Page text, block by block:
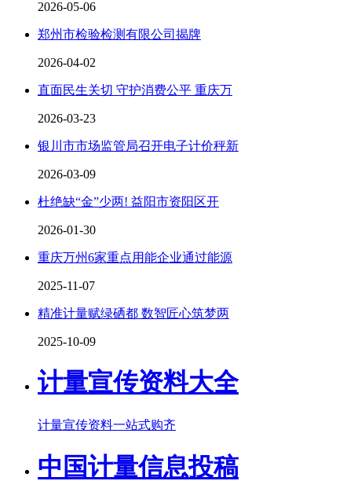
2026-05-06
郑州市检验检测有限公司揭牌
2026-04-02
直面民生关切 守护消费公平 重庆万
2026-03-23
银川市市场监管局召开电子计价秤新
2026-03-09
杜绝缺“金”少两! 益阳市资阳区开
2026-01-30
重庆万州6家重点用能企业通过能源
2025-11-07
精准计量赋绿硒都 数智匠心筑梦两
2025-10-09
计量宣传资料大全
计量宣传资料一站式购齐
中国计量信息投稿